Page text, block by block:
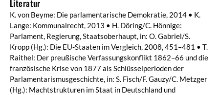
Literatur
K. von Beyme: Die parlamentarische Demokratie, 2014 • K.
Lange: Kommunalrecht, 2013 • H. Döring/C. Hönnige:
Parlament, Regierung, Staatsoberhaupt, in: O. Gabriel/S.
Kropp (Hg.): Die EU-Staaten im Vergleich, 2008, 451–481 • T.
Raithel: Der preußische Verfassungskonflikt 1862–66 und die
französische Krise von 1877 als Schlüsselperioden der
Parlamentarismusgeschichte, in: S. Fisch/F. Gauzy/C. Metzger
(Hg.): Machtstrukturen im Staat in Deutschland und